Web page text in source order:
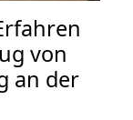
von
an der